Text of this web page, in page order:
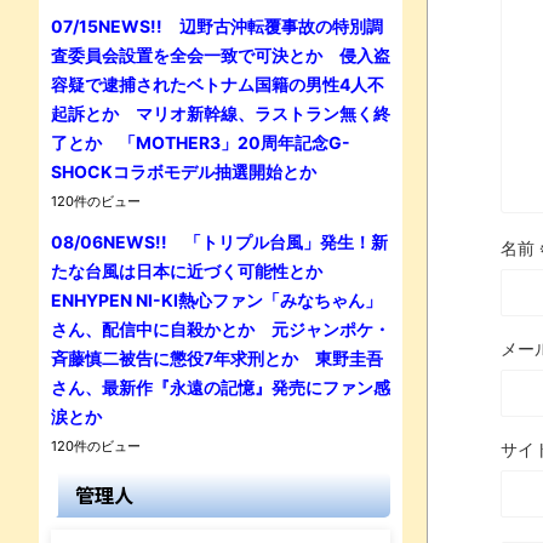
名前
メー
サイ
07/15NEWS!! 辺野古沖転覆事故の特別調
査委員会設置を全会一致で可決とか 侵入盗
容疑で逮捕されたベトナム国籍の男性4人不
起訴とか マリオ新幹線、ラストラン無く終
了とか 「MOTHER3」20周年記念G-
SHOCKコラボモデル抽選開始とか
120件のビュー
08/06NEWS!! 「トリプル台風」発生！新
たな台風は日本に近づく可能性とか
ENHYPEN NI-KI熱心ファン「みなちゃん」
さん、配信中に自殺かとか 元ジャンポケ・
斉藤慎二被告に懲役7年求刑とか 東野圭吾
さん、最新作『永遠の記憶』発売にファン感
涙とか
120件のビュー
管理人